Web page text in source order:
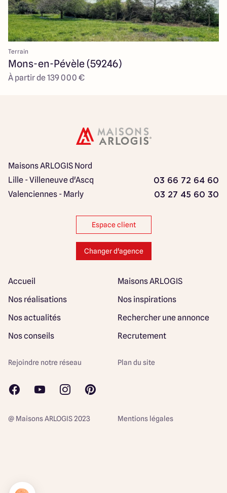
Terrain
Mons-en-Pévèle (59246)
À partir de 139 000 €
Maisons ARLOGIS Nord
Lille - Villeneuve d'Ascq
03 66 72 64 60
Valenciennes - Marly 03 27 45 60 30
Espace client
Changer d'agence
Accueil
Maisons ARLOGIS
Nos réalisations
Nos inspirations
Nos actualités
Rechercher une annonce
Nos conseils
Recrutement
Mentions légales
Rejoindre notre réseau Plan du site
@ Maisons ARLOGIS 2023